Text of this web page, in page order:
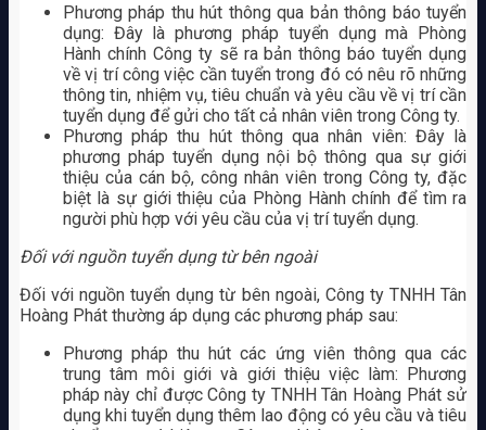
Phương pháp thu hút thông qua bản thông báo tuyển
dụng: Đây là phương pháp tuyển dụng mà Phòng
Hành chính Công ty sẽ ra bản thông báo tuyển dụng
về vị trí công việc cần tuyển trong đó có nêu rõ những
thông tin, nhiệm vụ, tiêu chuẩn và yêu cầu về vị trí cần
tuyển dụng để gửi cho tất cả nhân viên trong Công ty.
Phương pháp thu hút thông qua nhân viên: Đây là
phương pháp tuyển dụng nội bộ thông qua sự giới
thiệu của cán bộ, công nhân viên trong Công ty, đặc
biệt là sự giới thiệu của Phòng Hành chính để tìm ra
người phù hợp với yêu cầu của vị trí tuyển dụng.
Đối với nguồn tuyển dụng từ bên ngoài
Đối với nguồn tuyển dụng từ bên ngoài, Công ty TNHH Tân
Hoàng Phát thường áp dụng các phương pháp sau:
Phương pháp thu hút các ứng viên thông qua các
trung tâm môi giới và giới thiệu việc làm: Phương
pháp này chỉ được Công ty TNHH Tân Hoàng Phát sử
dụng khi tuyển dụng thêm lao động có yêu cầu và tiêu